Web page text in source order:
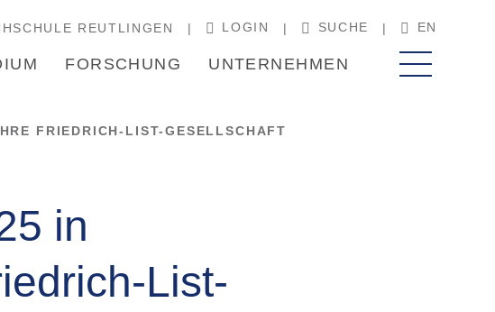
REUTLINGEN LOGIN SUCHE EN
FORSCHUNG UNTERNEHMEN
FRIEDRICH-LIST-GESELLSCHAFT
in
List-